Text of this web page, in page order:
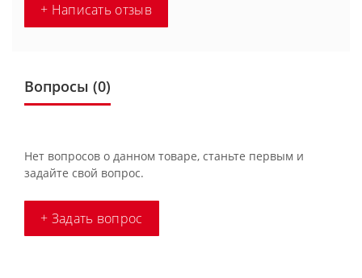
+ Написать отзыв
Вопросы (0)
Нет вопросов о данном товаре, станьте первым и
задайте свой вопрос.
+ Задать вопрос